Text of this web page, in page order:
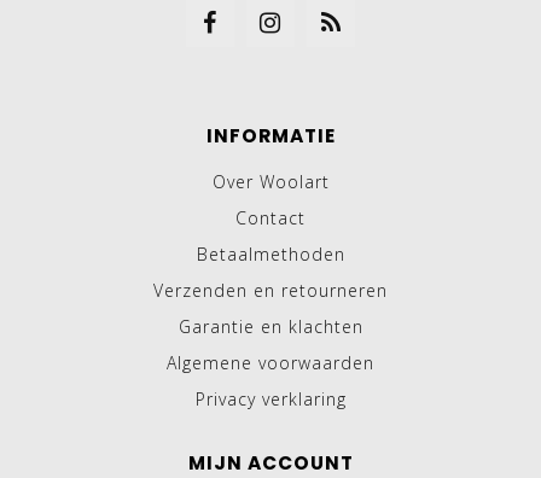
INFORMATIE
Over Woolart
Contact
Betaalmethoden
Verzenden en retourneren
Garantie en klachten
Algemene voorwaarden
Privacy verklaring
MIJN ACCOUNT